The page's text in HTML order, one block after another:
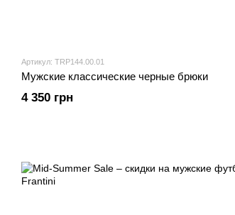
Артикул: TRP144.00.01
Мужские классические черные брюки
4 350 грн